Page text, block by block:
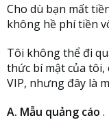
Cho dù bạn mất
không hề phí tiền
Tôi không thể đi
thức bí mật của tôi,
VIP, nhưng đây là
A. Mẫu quảng cáo .